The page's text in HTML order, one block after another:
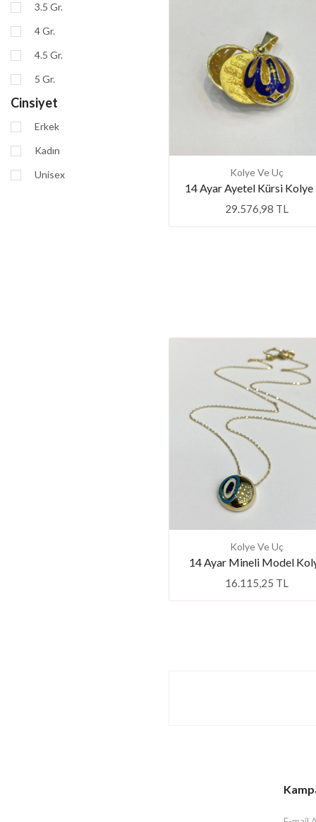
3.5 Gr.
4 Gr.
4.5 Gr.
5 Gr.
Cinsiyet
Erkek
Kadın
Unisex
Kolye Ve Uç
14 Ayar Ayetel Kürsi Kolye
29.576,98 TL
Kolye Ve Uç
14 Ayar Mineli Model
16.115,25 TL